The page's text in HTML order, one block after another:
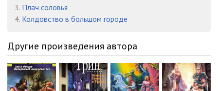
3. Плач соловья
4. Колдовство в большом городе
Другие произведения автора